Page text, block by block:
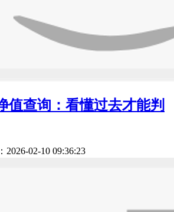
值查询：看懂过去才能判
2026-02-10 09:36:23